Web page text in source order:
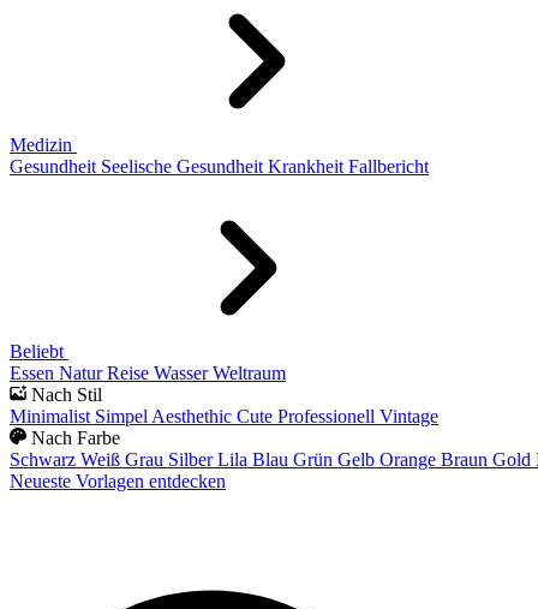
Medizin
Gesundheit Seelische Gesundheit Krankheit Fallbericht
Beliebt
Essen Natur Reise Wasser Weltraum
Nach Stil
Minimalist Simpel Aesthethic Cute Professionell Vintage
Nach Farbe
Schwarz Weiß Grau Silber Lila Blau Grün Gelb Orange Braun Gold
Neueste Vorlagen entdecken